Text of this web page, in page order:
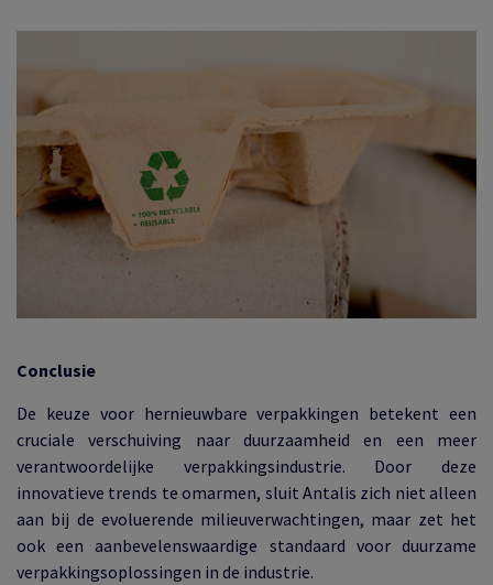
Conclusie
De keuze voor hernieuwbare verpakkingen betekent een
cruciale verschuiving naar duurzaamheid en een meer
verantwoordelijke verpakkingsindustrie. Door deze
innovatieve trends te omarmen, sluit Antalis zich niet alleen
aan bij de evoluerende milieuverwachtingen, maar zet het
ook een aanbevelenswaardige standaard voor duurzame
verpakkingsoplossingen in de industrie.